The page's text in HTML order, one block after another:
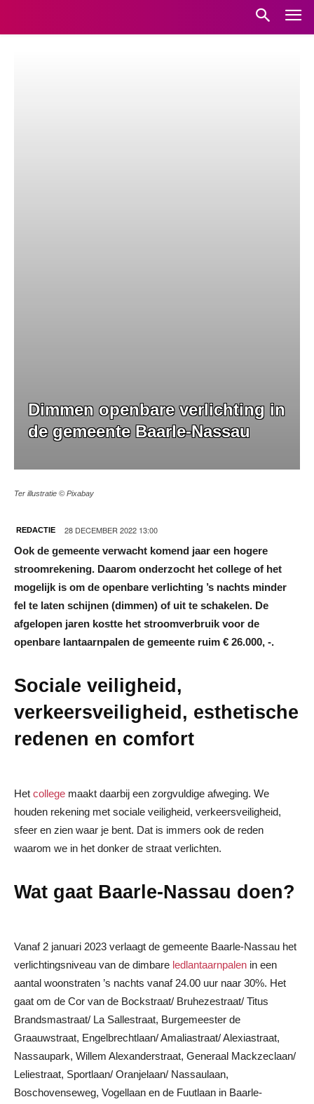
Dimmen openbare verlichting in
de gemeente Baarle-Nassau
Ter illustratie © Pixabay
REDACTIE 28 DECEMBER 2022 13:00
Ook de gemeente verwacht komend jaar een hogere
stroomrekening. Daarom onderzocht het college of het
mogelijk is om de openbare verlichting ’s nachts minder
fel te laten schijnen (dimmen) of uit te schakelen. De
afgelopen jaren kostte het stroomverbruik voor de
openbare lantaarnpalen de gemeente ruim € 26.000, -.
Sociale veiligheid,
verkeersveiligheid, esthetische
redenen en comfort
Het college maakt daarbij een zorgvuldige afweging. We
houden rekening met sociale veiligheid, verkeersveiligheid,
sfeer en zien waar je bent. Dat is immers ook de reden
waarom we in het donker de straat verlichten.
Wat gaat Baarle-Nassau doen?
Vanaf 2 januari 2023 verlaagt de gemeente Baarle-Nassau het
verlichtingsniveau van de dimbare ledlantaarnpalen in een
aantal woonstraten ’s nachts vanaf 24.00 uur naar 30%. Het
gaat om de Cor van de Bockstraat/ Bruhezestraat/ Titus
Brandsmastraat/ La Sallestraat, Burgemeester de
Graauwstraat, Engelbrechtlaan/ Amaliastraat/ Alexiastraat,
Nassaupark, Willem Alexanderstraat, Generaal Mackzeclaan/
Leliestraat, Sportlaan/ Oranjelaan/ Nassaulaan,
Boschovenseweg, Vogellaan en de Fuutlaan in Baarle-